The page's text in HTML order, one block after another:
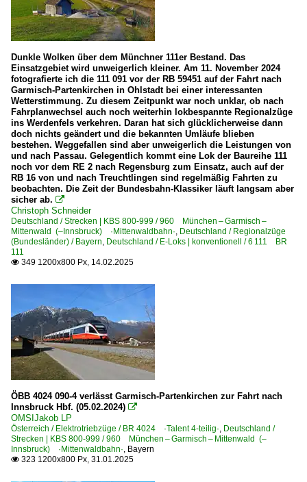
Dunkle Wolken über dem Münchner 111er Bestand. Das
Einsatzgebiet wird unweigerlich kleiner. Am 11. November 2024
fotografierte ich die 111 091 vor der RB 59451 auf der Fahrt nach
Garmisch-Partenkirchen in Ohlstadt bei einer interessanten
Wetterstimmung. Zu diesem Zeitpunkt war noch unklar, ob nach
Fahrplanwechsel auch noch weiterhin lokbespannte Regionalzüge
ins Werdenfels verkehren. Daran hat sich glücklicherweise dann
doch nichts geändert und die bekannten Umläufe blieben
bestehen. Weggefallen sind aber unweigerlich die Leistungen von
und nach Passau. Gelegentlich kommt eine Lok der Baureihe 111
noch vor dem RE 2 nach Regensburg zum Einsatz, auch auf der
RB 16 von und nach Treuchtlingen sind regelmäßig Fahrten zu
beobachten. Die Zeit der Bundesbahn-Klassiker läuft langsam aber
sicher ab. 
Christoph Schneider
Deutschland / Strecken | KBS 800-999 / 960 München – Garmisch –
Mittenwald (–Innsbruck) ·Mittenwaldbahn·, Deutschland / Regionalzüge
(Bundesländer) / Bayern, Deutschland / E-Loks | konventionell / 6 111 BR
111
 349 1200x800 Px, 14.02.2025
ÖBB 4024 090-4 verlässt Garmisch-Partenkirchen zur Fahrt nach
Innsbruck Hbf. (05.02.2024) 
OMSIJakob LP
Österreich / Elektrotriebzüge / BR 4024 ·Talent 4-teilig·, Deutschland /
Strecken | KBS 800-999 / 960 München – Garmisch – Mittenwald (–
Innsbruck) ·Mittenwaldbahn·, Bayern
 323 1200x800 Px, 31.01.2025